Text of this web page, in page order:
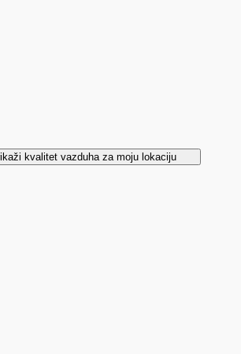
kvalitet vazduha za moju lokaciju